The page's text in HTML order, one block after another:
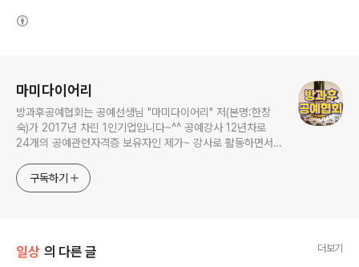
마미다이어리
방과후공예협회는 공예선생님 "마미다이어리" 저(본명:한창
숙)가 2017년 차린 1인기업입니다~^^ 공예강사 12년차로
24개의 공예관련자격증 보유자인 제가~ 강사로 활동하면서
평생교육 시대에 어떻게 하면 잘 놀 수 있을까를 연구한답니
다. 취미를 가진 사람이 훨씬 더 풍요로운 삶을 살 수 있다는
구독하기
일상 의 다른 글 더보기